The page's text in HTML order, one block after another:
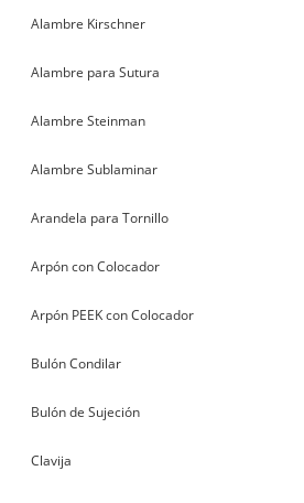
Alambre Kirschner
Alambre para Sutura
Alambre Steinman
Alambre Sublaminar
Arandela para Tornillo
Arpón con Colocador
Arpón PEEK con Colocador
Bulón Condilar
Bulón de Sujeción
Clavija